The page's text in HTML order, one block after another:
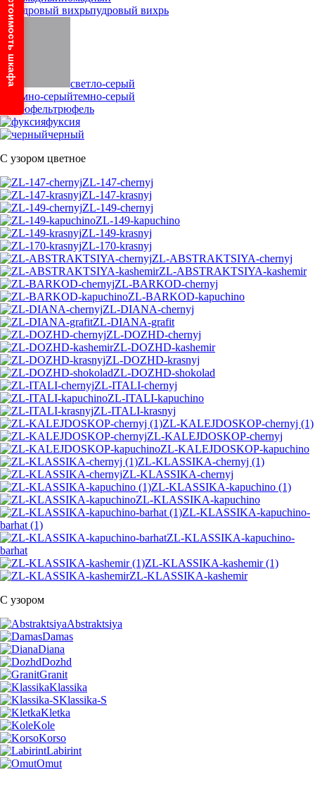
пудровый вихрь
светло-серый
темно-серый
трюфель
фуксия
черный
С узором цветное
ZL-147-chernyj
ZL-147-krasnyj
ZL-149-chernyj
ZL-149-kapuchino
ZL-149-krasnyj
ZL-170-krasnyj
ZL-ABSTRAKTSIYA-chernyj
ZL-ABSTRAKTSIYA-kashemir
ZL-BARKOD-chernyj
ZL-BARKOD-kapuchino
ZL-DIANA-chernyj
ZL-DIANA-grafit
ZL-DOZHD-chernyj
ZL-DOZHD-kashemir
ZL-DOZHD-krasnyj
ZL-DOZHD-shokolad
ZL-ITALI-chernyj
ZL-ITALI-kapuchino
ZL-ITALI-krasnyj
ZL-KALEJDOSKOP-chernyj (1)
ZL-KALEJDOSKOP-chernyj
ZL-KALEJDOSKOP-kapuchino
ZL-KLASSIKA-chernyj (1)
ZL-KLASSIKA-chernyj
ZL-KLASSIKA-kapuchino (1)
ZL-KLASSIKA-kapuchino
ZL-KLASSIKA-kapuchino-
barhat (1)
ZL-KLASSIKA-kapuchino-
barhat
ZL-KLASSIKA-kashemir (1)
ZL-KLASSIKA-kashemir
С узором
Abstraktsiya
Damas
Diana
Dozhd
Granit
Klassika
Klassika-S
Kletka
Kole
Korso
Labirint
Omut